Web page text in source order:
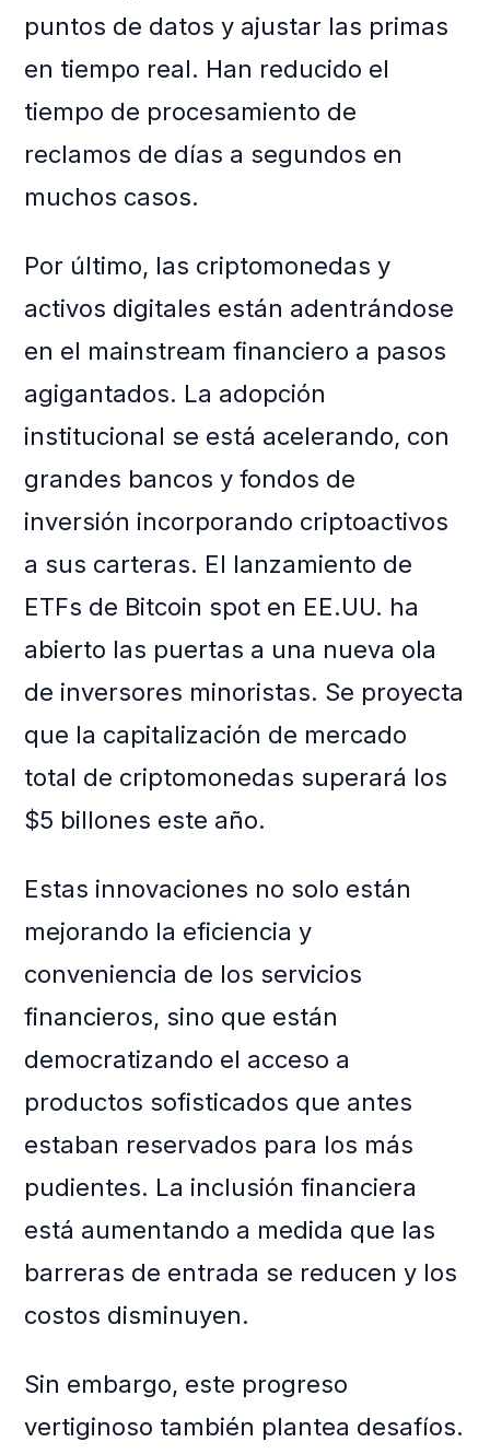
puntos de datos y ajustar las primas
en tiempo real. Han reducido el
tiempo de procesamiento de
reclamos de días a segundos en
muchos casos.
Por último, las criptomonedas y
activos digitales están adentrándose
en el mainstream financiero a pasos
agigantados. La adopción
institucional se está acelerando, con
grandes bancos y fondos de
inversión incorporando criptoactivos
a sus carteras. El lanzamiento de
ETFs de Bitcoin spot en EE.UU. ha
abierto las puertas a una nueva ola
de inversores minoristas. Se proyecta
que la capitalización de mercado
total de criptomonedas superará los
$5 billones este año.
Estas innovaciones no solo están
mejorando la eficiencia y
conveniencia de los servicios
financieros, sino que están
democratizando el acceso a
productos sofisticados que antes
estaban reservados para los más
pudientes. La inclusión financiera
está aumentando a medida que las
barreras de entrada se reducen y los
costos disminuyen.
Sin embargo, este progreso
vertiginoso también plantea desafíos.